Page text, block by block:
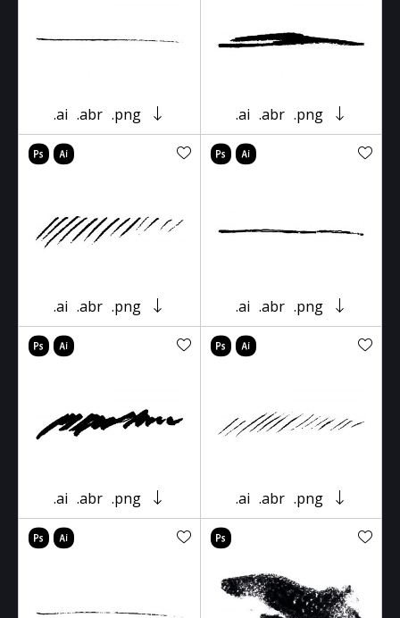
.ai .abr .png .ai .abr .png
.ai .abr .png .ai .abr .png
.ai .abr .png .ai .abr .png